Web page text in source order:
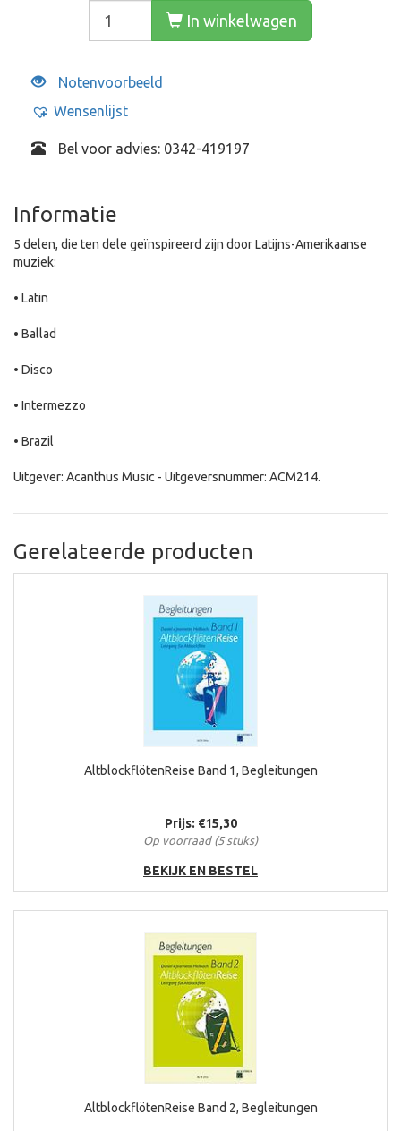
In winkelwagen
Notenvoorbeeld
Wensenlijst
Bel voor advies: 0342-419197
Informatie
5 delen, die ten dele geïnspireerd zijn door Latijns-Amerikaanse
muziek:
• Latin
• Ballad
• Disco
• Intermezzo
• Brazil
Uitgever: Acanthus Music - Uitgeversnummer: ACM214.
Gerelateerde producten
AltblockflötenReise Band 1, Begleitungen
Prijs: €15,30
Op voorraad (5 stuks)
BEKIJK EN BESTEL
AltblockflötenReise Band 2, Begleitungen